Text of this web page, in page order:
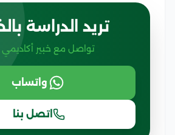
تريد الدراسة
تواصل مع خبير أكاديمي
واتساب
اتصل بنا